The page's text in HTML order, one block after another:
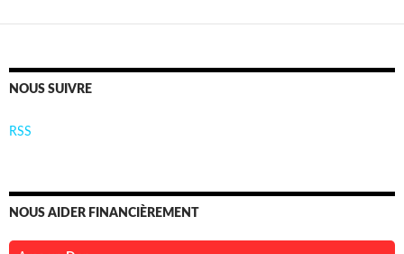
NOUS SUIVRE
RSS
NOUS AIDER FINANCIÈREMENT